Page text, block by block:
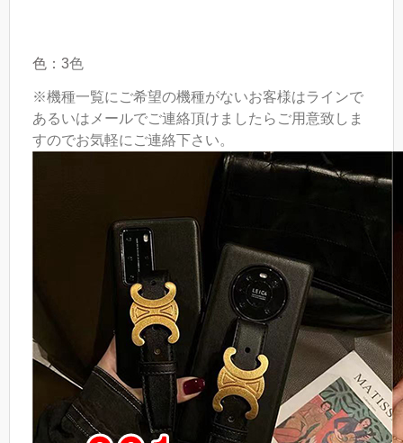
色：3色
※機種一覧にご希望の機種がないお客様はラインで
あるいはメールでご連絡頂けましたらご用意致しま
すのでお気軽にご連絡下さい。